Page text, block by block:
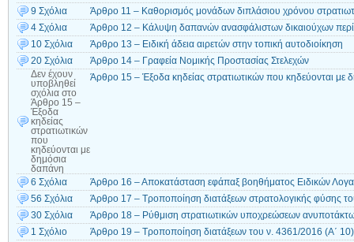
9 Σχόλια
Άρθρο 11 – Καθορισμός μονάδων διπλάσιου χρόνου
4 Σχόλια
Άρθρο 12 – Κάλυψη δαπανών ανασφάλιστων δικαιούχων
10 Σχόλια
Άρθρο 13 – Ειδική άδεια αιρετών στην τοπική αυτοδιοίκηση
20 Σχόλια
Άρθρο 14 – Γραφεία Νομικής Προστασίας Στελεχών
Δεν έχουν
υποβληθεί
σχόλια στο
Άρθρο 15 –
Έξοδα
κηδείας
στρατιωτικών
που
κηδεύονται με
δημόσια
δαπάνη
Άρθρο 15 – Έξοδα κηδείας στρατιωτικών που κηδεύονται με
6 Σχόλια
Άρθρο 16 – Αποκατάσταση εφάπαξ βοηθήματος Ειδικών
56 Σχόλια
Άρθρο 17 – Τροποποίηση διατάξεων στρατολογικής φύσης
30 Σχόλια
Άρθρο 18 – Ρύθμιση στρατιωτικών υποχρεώσεων
1 Σχόλιο
Άρθρο 19 – Τροποποίηση διατάξεων του ν. 4361/2016 (Α΄ 10)